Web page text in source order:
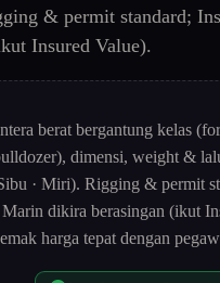
& permit standard;
Insured Value).
berat bergantung kelas
dimensi, weight &
· Miri). Rigging & permit
Marin dikira berasingan (ikut
harga tepat dengan